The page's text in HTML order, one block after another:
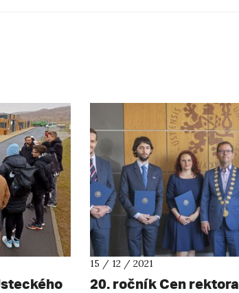
15 / 12 / 2021
20. ročník Cen rektora